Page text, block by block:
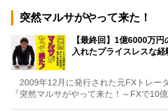
突然マルサがやって来た！
【最終回】1億6000万
入れたプライスレスな
2009年12月に発行された元FXトレー
『突然マルサがやって来た！～FXで10